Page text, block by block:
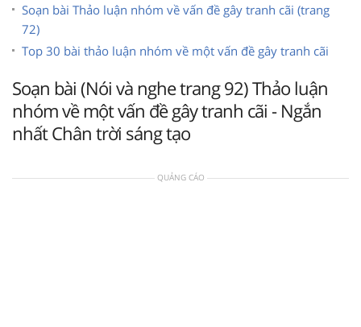
Soạn bài Thảo luận nhóm về vấn đề gây tranh cãi (trang
72)
Top 30 bài thảo luận nhóm về một vấn đề gây tranh cãi
Soạn bài (Nói và nghe trang 92) Thảo luận
nhóm về một vấn đề gây tranh cãi - Ngắn
nhất Chân trời sáng tạo
QUẢNG CÁO